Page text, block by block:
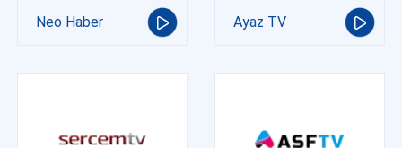
Neo Haber Ayaz TV